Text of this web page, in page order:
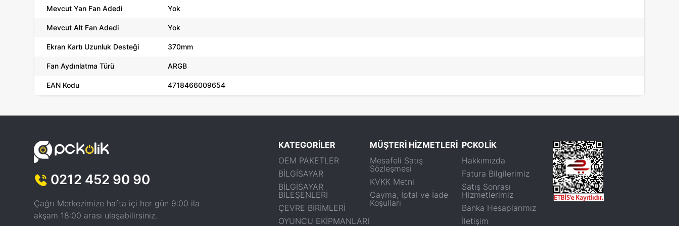
Mevcut Yan Fan Adedi Yok
Mevcut Alt Fan Adedi Yok
Ekran Kartı Uzunluk Desteği 370mm
Fan Aydınlatma Türü ARGB
EAN Kodu 4718466009654
0212 452 90 90
Çağrı Merkezimize hafta içi her gün 9:00 ila
akşam 18:00 arası ulaşabilirsiniz.
KATEGORİLER
OEM PAKETLER
BİLGİSAYAR
BİLGİSAYAR
BİLEŞENLERİ
ÇEVRE BİRİMLERİ
OYUNCU EKİPMANLARI
MÜŞTERİ HİZMETLERİ
Mesafeli Satış
Sözleşmesi
KVKK Metni
Cayma, İptal ve İade
Koşulları
PCKOLİK
Hakkımızda
Fatura Bilgilerimiz
Satış Sonrası
Hizmetlerimiz
Banka Hesaplarımız
İletişim